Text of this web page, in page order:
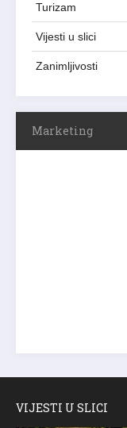
Turizam
Vijesti u slici
Zanimljivosti
Marketing
VIJESTI U SLICI